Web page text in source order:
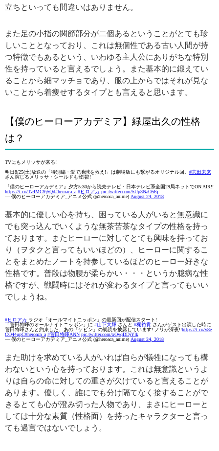
立ちといっても間違いはありません。
また足の小指の関節部分が二個あるということがとても珍
しいこととなっており、これは無個性である古い人間が持
つ特徴でもあるという、いわゆる主人公にありがちな特別
性を持っていると言えるでしょう。また基本的に鍛えてい
ることから細マッチョであり、服の上からではそれが見な
いことから着痩せするタイプとも言えると思います。
【僕のヒーローアカデミア】緑屋出久の性格
は？
TVにもメリッサが来る!
明日8/25(土)放送の「特別編・愛で地球を救え!」は劇場版にも繋がるオリジナル回。 #志田未来
さん演じるメリッサ・シールドも登場!!
『僕のヒーローアカデミア』夕方5:30から読売テレビ・日本テレビ系全国29局ネットでON AIR!!
https://t.co/Tz4MC9j5Qd#heroaca_a #ヒロアカ pic.twitter.com/5Up3NaO5Ej
— 僕のヒーローアカデミア_アニメ公式 (@heroaca_anime) August 24, 2018
基本的に優しい心を持ち、困っている人がいると無意識に
でも突っ込んでいくような無茶苦茶なタイプの性格を持っ
ております。またヒーローに対してとても興味を持ってお
り（ヲタクと言ってもいいほどの）、ヒーローに関するこ
とをまとめたノートを持参しているほどのヒーロー好きな
性格です。普段は物腰が柔らかい・・・というか臆病な性
格ですが、戦闘時にはそれが変わるタイプと言ってもいい
でしょうね。
#ヒロアカ ラジオ「オールマイトニッポン」の最新回が配信スタート!
「菅田将暉のオールナイトニッポン」に #山下大輝 さんと #梶裕貴 さんがゲスト出演した時に
菅田将暉さんと約束した、あの「ケビン」の朗読を披露しています! ノリが深夜!!https://t.co/v8e
CQ44upC#heroaca_a #菅田将暉ANN pic.twitter.com/xQyqDDjYlk
— 僕のヒーローアカデミア_アニメ公式 (@heroaca_anime) August 24, 2018
また助けを求めている人がいれば自らが犠牲になっても構
わないという心を持っております。これは無意識というよ
りは自らの命に対しての重さが欠けていると言えることが
あります。優しく、誰にでも分け隔てなく接することがで
きるとても心が澄み切った人物であり、まさにヒーローと
しては十分な素質（性格面）を持ったキャラクターと言っ
ても過言ではないでしょう。